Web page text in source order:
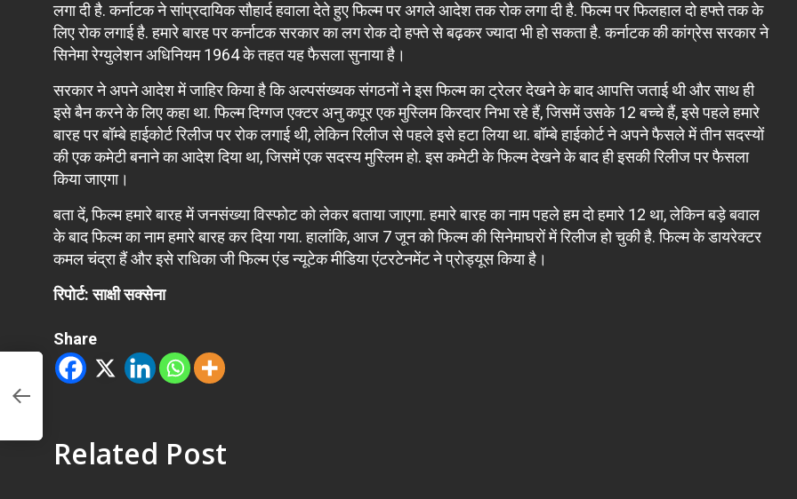
लगा दी है. कर्नाटक ने सांप्रदायिक सौहार्द हवाला देते हुए फिल्म पर अगले आदेश तक रोक लगा दी है. फिल्म पर फिलहाल दो हफ्ते तक के
लिए रोक लगाई है. हमारे बारह पर कर्नाटक सरकार का लग रोक दो हफ्ते से बढ़कर ज्यादा भी हो सकता है. कर्नाटक की कांग्रेस सरकार ने
सिनेमा रेग्युलेशन अधिनियम 1964 के तहत यह फैसला सुनाया है।
सरकार ने अपने आदेश में जाहिर किया है कि अल्पसंख्यक संगठनों ने इस फिल्म का ट्रेलर देखने के बाद आपत्ति जताई थी और साथ ही
इसे बैन करने के लिए कहा था. फिल्म दिग्गज एक्टर अनु कपूर एक मुस्लिम किरदार निभा रहे हैं, जिसमें उसके 12 बच्चे हैं, इसे पहले हमारे
बारह पर बॉम्बे हाईकोर्ट रिलीज पर रोक लगाई थी, लेकिन रिलीज से पहले इसे हटा लिया था. बॉम्बे हाईकोर्ट ने अपने फैसले में तीन सदस्यों
की एक कमेटी बनाने का आदेश दिया था, जिसमें एक सदस्य मुस्लिम हो. इस कमेटी के फिल्म देखने के बाद ही इसकी रिलीज पर फैसला
किया जाएगा।
बता दें, फिल्म हमारे बारह में जनसंख्या विस्फोट को लेकर बताया जाएगा. हमारे बारह का नाम पहले हम दो हमारे 12 था, लेकिन बड़े बवाल
के बाद फिल्म का नाम हमारे बारह कर दिया गया. हालांकि, आज 7 जून को फिल्म की सिनेमाघरों में रिलीज हो चुकी है. फिल्म के डायरेक्टर
कमल चंद्रा हैं और इसे राधिका जी फिल्म एंड न्यूटेक मीडिया एंटरटेनमेंट ने प्रोड्यूस किया है।
रिपोर्ट: साक्षी सक्सेना
Share
Related Post